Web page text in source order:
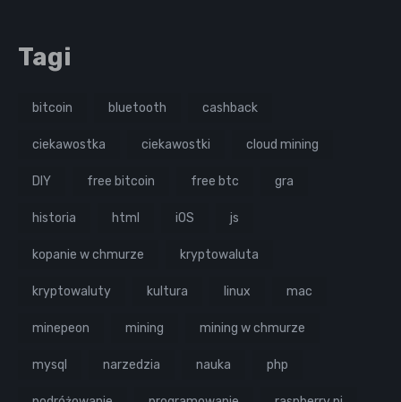
Tagi
bitcoin bluetooth cashback
ciekawostka ciekawostki cloud mining
DIY free bitcoin free btc gra
historia html iOS js
kopanie w chmurze kryptowaluta
kryptowaluty kultura linux mac
minepeon mining mining w chmurze
mysql narzedzia nauka php